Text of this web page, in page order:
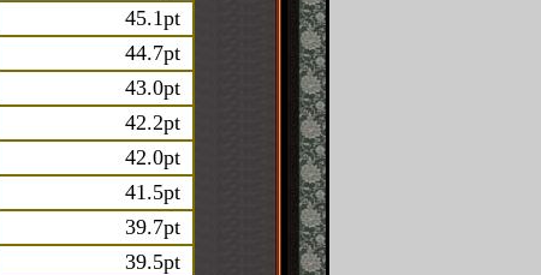
45.1pt
44.7pt
43.0pt
42.2pt
42.0pt
41.5pt
39.7pt
39.5pt